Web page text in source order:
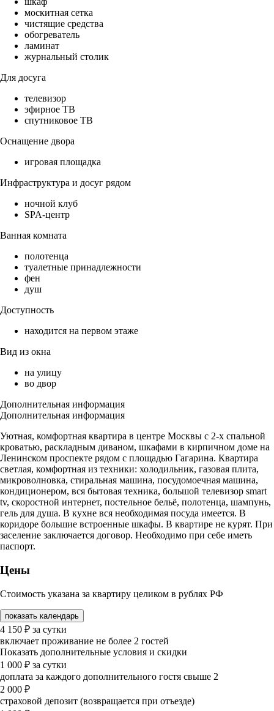
москитная сетка
чистящие средства
обогреватель
ламинат
журнальный столик
Для досуга
телевизор
эфирное ТВ
спутниковое ТВ
Оснащение двора
игровая площадка
Инфраструктура и досуг рядом
ночной клуб
SPA-центр
Ванная комната
полотенца
туалетные принадлежности
фен
душ
Доступность
находится на первом этаже
Вид из окна
на улицу
во двор
Дополнительная информация
Дополнительная информация
Уютная, комфортная квартира в центре Москвы с 2-х спальной
кроватью, раскладным диваном, шкафами в кирпичном доме на
Ленинском проспекте рядом с площадью Гагарина. Квартира
светлая, комфортная из техники: холодильник, газовая плита,
микроволновка, стиральная машина, посудомоечная машина,
кондиционером, вся бытовая техника, большой телевизор smart
tv, скоростной интернет, постельное бельё, полотенца, шампунь,
гель для душа. В кухне вся необходимая посуда имеется. В
коридоре большие встроенные шкафы. В квартире не курят. При
заселение заключается договор. Необходимо при себе иметь
паспорт.
Цены
Стоимость указана за квартиру целиком в рублях РФ
показать календарь
4 150 ₽ за сутки
включает проживание не более 2 гостей
Показать дополнительные условия и скидки
1 000 ₽ за сутки
доплата за каждого дополнительного гостя свыше 2
2 000 ₽
страховой депозит (возвращается при отъезде)